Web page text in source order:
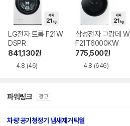
LG전자 트롬 F21W
DSPR
841,130원
4.8 (46)
삼성전자 그랑데 W
F21T6000KW
775,500원
4.8 (646)
파워링크 광고
차량 공기청정기 냄새제거탁월